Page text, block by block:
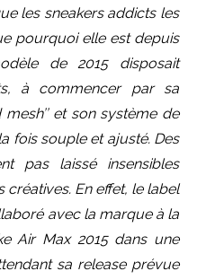
les sneakers addicts les
pourquoi elle est depuis
de 2015 disposait
à commencer par sa
et son système de
fois souple et ajusté. Des
pas laissé insensibles
créatives. En effet, le label
avec la marque à la
Air Max 2015 dans une
sa release prévue